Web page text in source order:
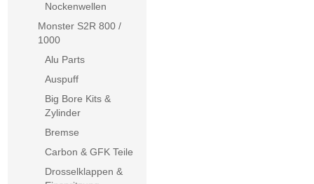
Nockenwellen
Monster S2R 800 /
1000
Alu Parts
Auspuff
Big Bore Kits &
Zylinder
Bremse
Carbon & GFK Teile
Drosselklappen &